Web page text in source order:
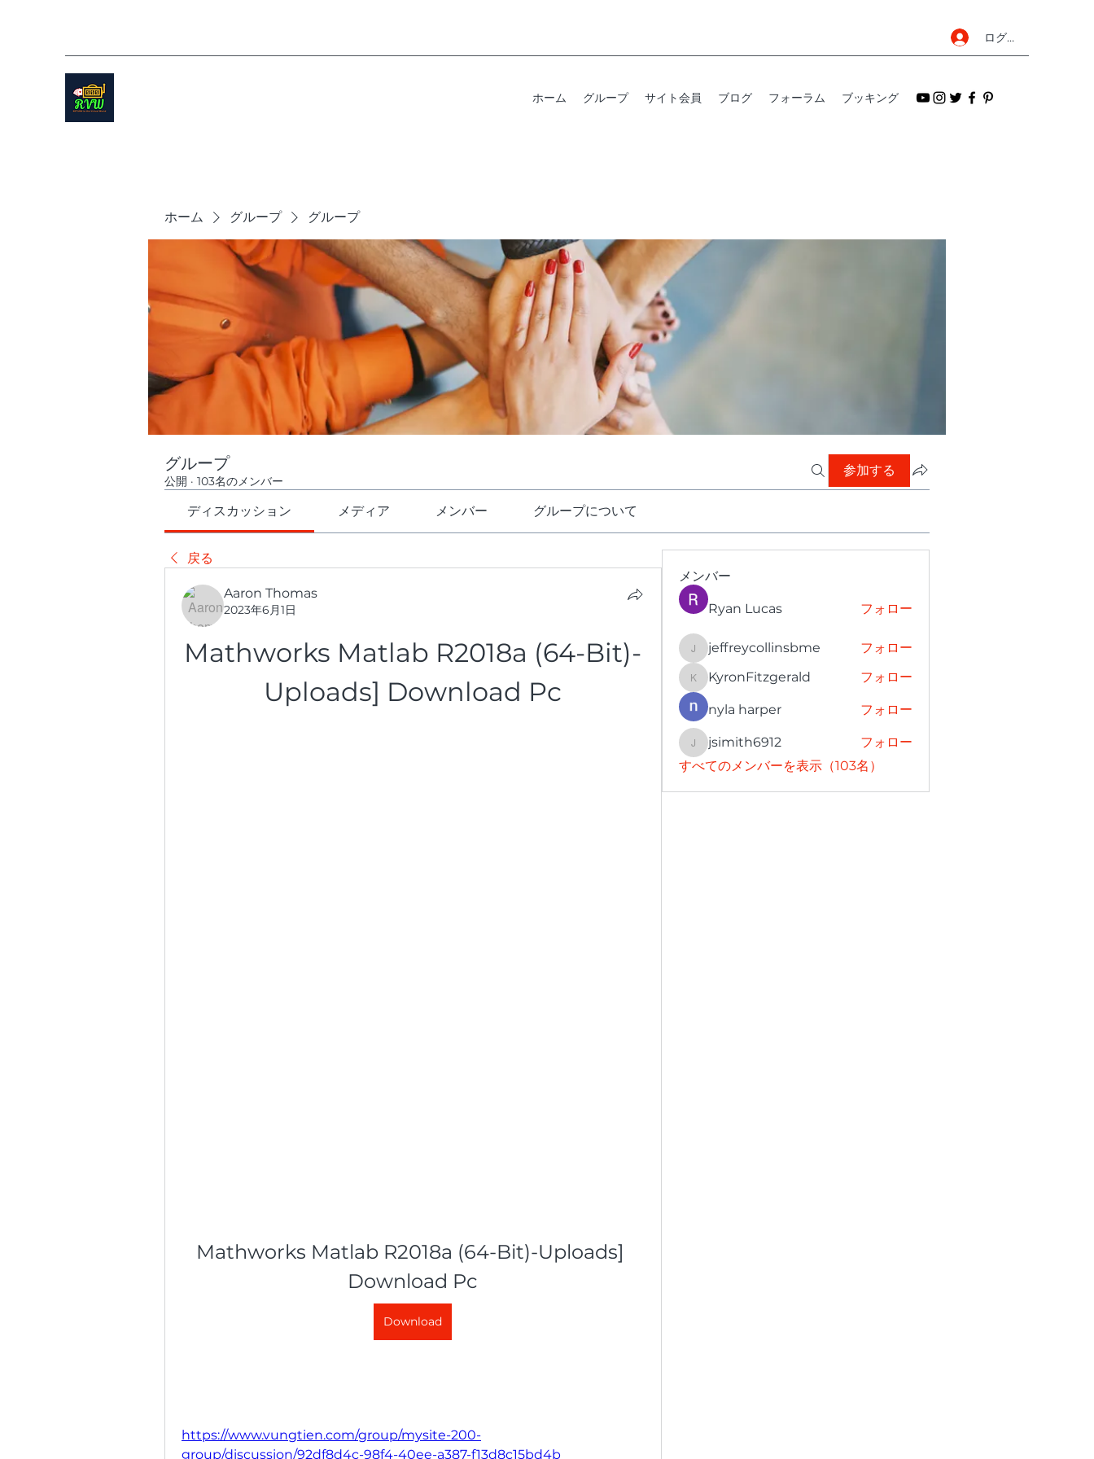
ログイン
ホーム グループ サイト会員 ブログ フォーラム ブッキング
ホーム グループ グループ
グループ
公開 · 103名のメンバー
参加する
ディスカッション メディア メンバー グループについて
戻る
Aaron Thomas
2023年6月1日
Mathworks Matlab R2018a (64-Bit)-
Uploads] Download Pc
Mathworks Matlab R2018a (64-Bit)-Uploads]
Download Pc
Download
https://www.vungtien.com/group/mysite-200-
group/discussion/92df8d4c-98f4-40ee-a387-f13d8c15bd4b
メンバー
Ryan Lucas フォロー
jeffreycollinsbme
jeffreycollinsbme フォロー
KyronFitzgerald
KyronFitzgerald フォロー
nyla harper フォロー
jsimith6912
jsimith6912
フォロー
すべてのメンバーを表示（103名）